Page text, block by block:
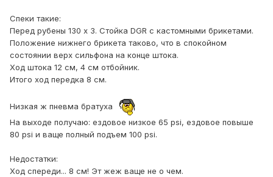
Спеки такие:
Перед рубены 130 х 3. Стойка DGR с кастомными брикетами.
Положение нижнего брикета таково, что в спокойном
состоянии верх сильфона на конце штока.
Ход штока 12 см, 4 см отбойник.
Итого ход передка 8 см.
Низкая ж пневма братуха
На выходе получаю: ездовое низкое 65 psi, ездовое повыше
80 psi и ваще полный подъем 100 psi.
Недостатки:
Ход спереди... 8 см! Эт жеж ваще не о чем.